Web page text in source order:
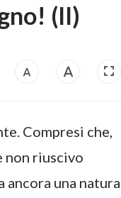
(II)
Compresi che,
non riuscivo
ancora una natura